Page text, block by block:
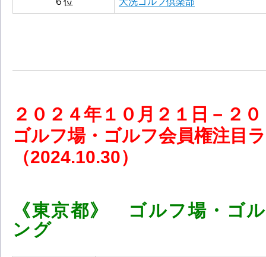
２０２４年１０ 月２１ 日－２
ゴルフ場・ゴルフ会員権注目
（2024.10.30）
《東京都》 ゴルフ場・ゴ
ング